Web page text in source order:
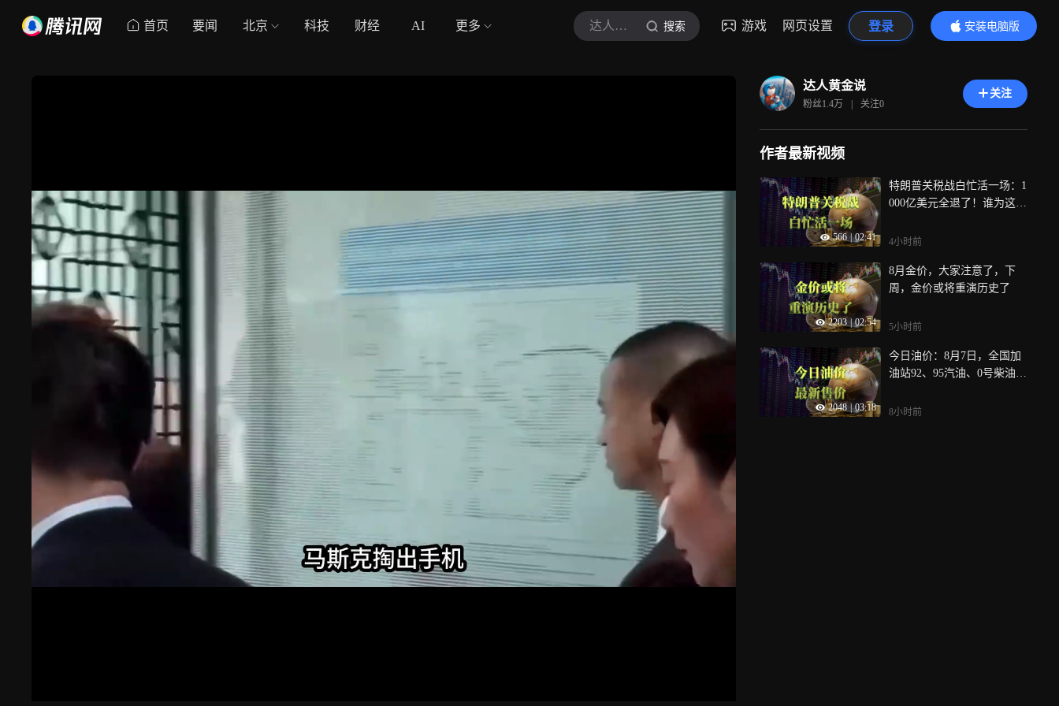
首页 要闻 北京 科技 财经 AI 更多 达人黄金说 搜索 游戏 网页设置 登录
安装电脑版
内容更精彩
达人黄金说
粉丝1.4万 | 关注0
关注
作者最新视频
566 | 02:41
特朗普关税战白忙活一场：1
000亿美元全退了！谁为这场
4小时前
2203 | 02:54
8月金价，大家注意了，下
周，金价或将重演历史了
5小时前
2048 | 03:18
今日油价：8月7日，全国加
油站92、95汽油、0号柴油最
8小时前